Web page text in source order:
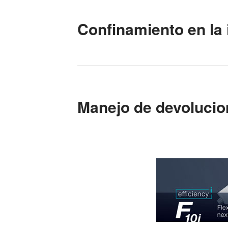
Confinamiento en
Manejo de